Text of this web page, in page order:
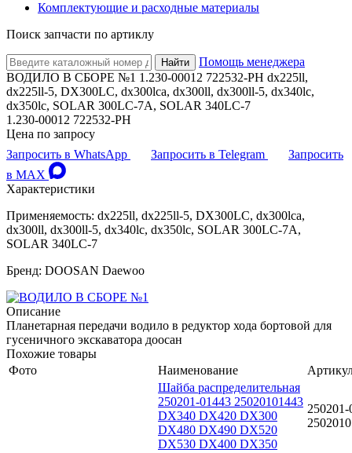
Комплектующие и расходные материалы
Поиск запчасти по артиклу
Найти
Помощь менеджера
ВОДИЛО В СБОРЕ №1 1.230-00012 722532-PH dx225ll,
dx225ll-5, DX300LC, dx300lca, dx300ll, dx300ll-5, dx340lc,
dx350lc, SOLAR 300LC-7A, SOLAR 340LC-7
1.230-00012 722532-PH
Цена по запросу
Запросить в WhatsApp
Запросить в Telegram
Запросить
в MAX
Характеристики
Применяемость: dx225ll, dx225ll-5, DX300LC, dx300lca,
dx300ll, dx300ll-5, dx340lc, dx350lc, SOLAR 300LC-7A,
SOLAR 340LC-7
Бренд: DOOSAN Daewoo
Описание
Планетарная передачи водило в редуктор хода бортовой для
гусеничного экскаватора доосан
Похожие товары
Фото
Наименование
Шайба распределительная
250201-01443 25020101443
DX340 DX420 DX300
DX480 DX490 DX520
DX530 DX400 DX350
250201-